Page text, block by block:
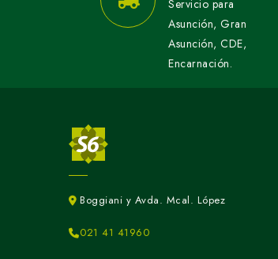
Servicio para
Asunción, Gran
Asunción, CDE,
Encarnación.
Boggiani y Avda. Mcal. López
021 41 41960